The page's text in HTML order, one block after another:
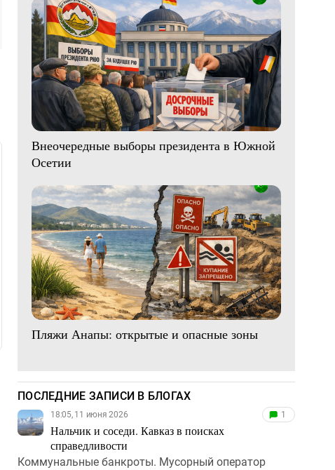
Внеочередные выборы президента в Южной
Осетии
Пляжи Анапы: открытые и опасные зоны
ПОСЛЕДНИЕ ЗАПИСИ В БЛОГАХ
18:05, 11 июня 2026
Нальчик и соседи. Кавказ в поисках
справедливости
1
Коммунальные банкроты. Мусорный оператор